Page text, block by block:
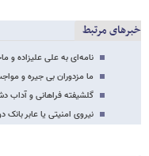
خبرهای مرتبط
نامه‌ای به علی علیزاده و
ما مزدوران بی جیره و
گلشیفته فراهانی و آداب
نیروی امنیتی یا عابر بانک